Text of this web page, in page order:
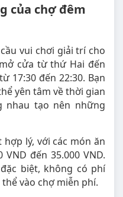
của chợ đêm
vui chơi giải trí cho
cửa từ thứ Hai đến
17:30 đến 22:30. Bạn
yên tâm về thời gian
nhau tạo nên những
lý, với các món ăn
đến 35.000 VND.
biệt, không có phí
vào chợ miễn phí.